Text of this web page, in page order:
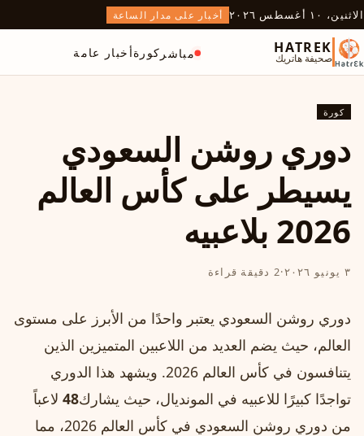
الاثنين، ١٠ أغسطس ٢٠٢٦ أخبار على مدار الساعة
HATREK
صحيفة هاتريك مباشر كورةأخبار عامة
كورة
دوري روشن السعودي
يسيطر على كأس العالم
2026 بلاعبيه
٣ يونيو ٢٠٢٦ ·2 دقيقة قراءة
دوري روشن السعودي يعتبر واحدًا من الأبرز على مستوى
العالم، حيث يضم العديد من اللاعبين المتميزين الذين
يتنافسون في كأس العالم 2026. ويشهد هذا الدوري
تواجدًا كبيرًا للاعبيه في المونديال، حيث يشارك48 لاعباً
من دوري روشن السعودي في كأس العالم 2026، مما